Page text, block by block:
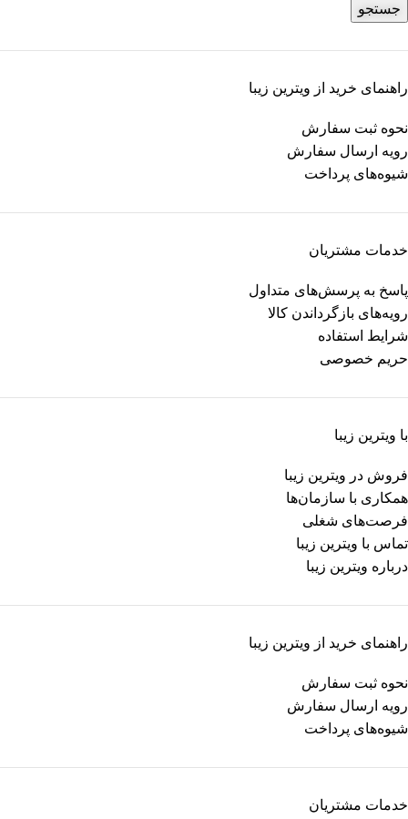
جستجو
راهنمای خرید از ویترین زیبا
نحوه ثبت سفارش
رویه ارسال سفارش
شیوه‌های پرداخت
خدمات مشتریان
پاسخ به پرسش‌های متداول
رویه‌های بازگرداندن کالا
شرایط استفاده
حریم خصوصی
با ویترین زیبا
فروش در ویترین زیبا
همکاری با سازمان‌ها
فرصت‌های شغلی
تماس با ویترین زیبا
درباره ویترین زیبا
راهنمای خرید از ویترین زیبا
نحوه ثبت سفارش
رویه ارسال سفارش
شیوه‌های پرداخت
خدمات مشتریان